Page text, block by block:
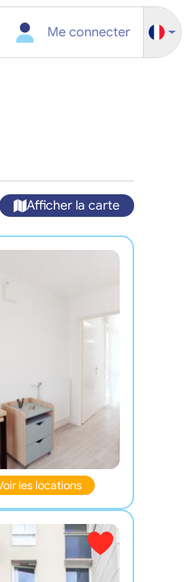
Me connecter
Afficher la carte
les locations